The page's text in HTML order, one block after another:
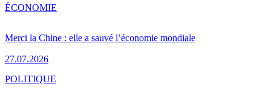
Merci la Chine : elle a sauvé l’économie mondiale
27.07.2026
ÉCONOMIE
POLITIQUE